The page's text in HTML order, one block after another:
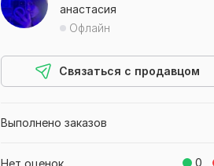
анастасия
Офлайн
Связаться с продавцом
Выполнено заказов
0
Нет оценок